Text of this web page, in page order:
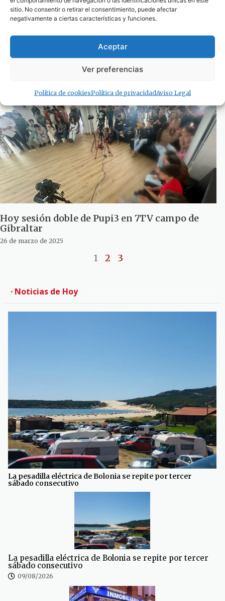
sitio. No consentir o retirar el consentimiento, puede afectar
negativamente a ciertas características y funciones.
Aceptar
Ver preferencias
Política de cookiesPolítica de privacidadAviso Legal
PUPI3: Saber de Tarifa y aprender en familia
con Guzmán el Bueno y la Virgen de la Luz
(programa y galería)
Hoy sesión doble de Pupi3 en 7TV campo de
Gibraltar
26 de marzo de 2025
1 2 3
· Noticias de Hoy
La pesadilla eléctrica de Bolonia se repite por tercer
sábado consecutivo
La pesadilla eléctrica de Bolonia se repite por tercer
sábado consecutivo
09/08/2026